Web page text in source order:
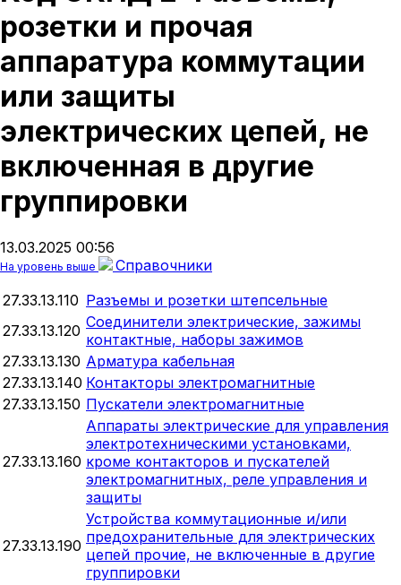
розетки и прочая
аппаратура коммутации
или защиты
электрических цепей, не
включенная в другие
группировки
13.03.2025 00:56
На уровень выше
Справочники
27.33.13.110 Разъемы и розетки штепсельные
27.33.13.120 Соединители электрические, зажимы
контактные, наборы зажимов
27.33.13.130 Арматура кабельная
27.33.13.140 Контакторы электромагнитные
27.33.13.150 Пускатели электромагнитные
27.33.13.160
Аппараты электрические для управления
электротехническими установками,
кроме контакторов и пускателей
электромагнитных, реле управления и
защиты
27.33.13.190
Устройства коммутационные и/или
предохранительные для электрических
цепей прочие, не включенные в другие
группировки